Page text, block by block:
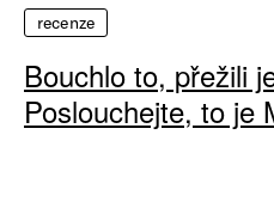
recenze
Bouchlo to, přežili
Poslouchejte, to je